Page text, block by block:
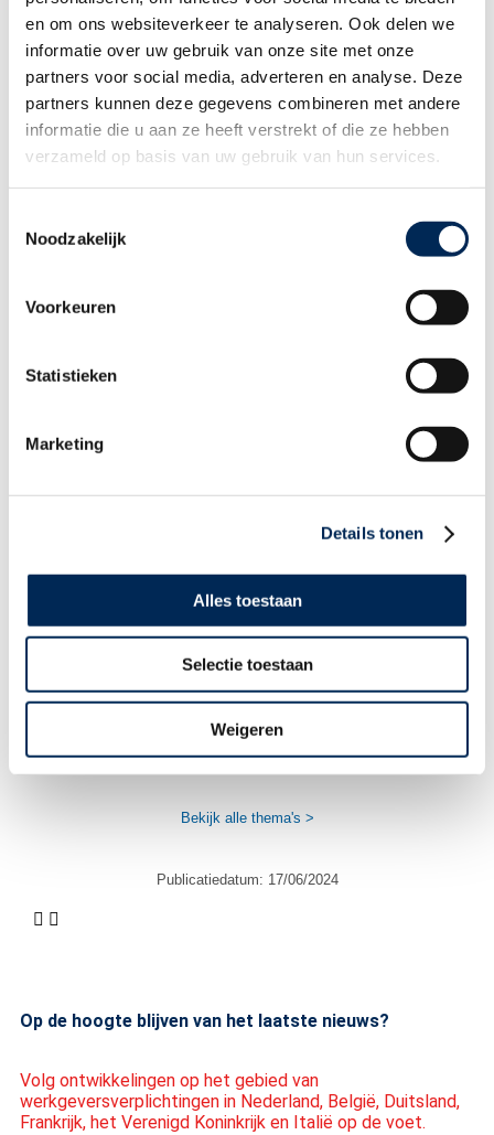
en om ons websiteverkeer te analyseren. Ook delen we
informatie over uw gebruik van onze site met onze
partners voor social media, adverteren en analyse. Deze
partners kunnen deze gegevens combineren met andere
informatie die u aan ze heeft verstrekt of die ze hebben
verzameld op basis van uw gebruik van hun services.
Noodzakelijk
Voorkeuren
Statistieken
Marketing
Details tonen
Alles toestaan
Selectie toestaan
Weigeren
buitenland.
Klik hieronder om de nieuwsbrief te lezen:
"International HR & Payroll Matters"
Wilt u elke editie in uw eigen mailbox ontvangen? Meldt u zich dan
hieronder aan voor de Nederlands-, Frans-, Engels- en/of Duitstalige
Aanmelden Nieuwsbrief >
Nederland: het gaat vaak al mis vóór het
Subsidie op werkgeverskosten bij eerste
werkgeversbijdragen
Arbeidsreglement in België: een
Bekijk alle thema's >
Publicatiedatum: 17/06/2024
Op de hoogte blijven van het laatste nieuws?
Volg ontwikkelingen op het gebied van
werkgeversverplichtingen in Nederland, België, Duitsland,
Frankrijk, het Verenigd Koninkrijk en Italië op de voet.